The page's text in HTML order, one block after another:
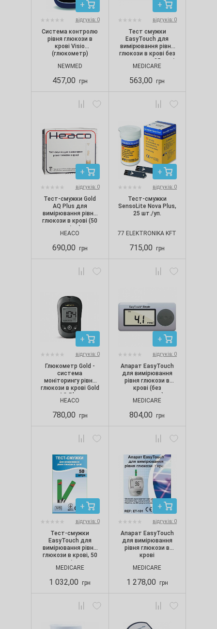
відгуків: 0
Система контролю
рівня глюкози в
крові Visio
(глюкометр)
NEWMED
457,00 грн
відгуків: 0
Тест смужки
EasyTouch для
вимірювання рівня
глюкози в крові без
кодування, 25 шт./
уп.
MEDICARE
563,00 грн
відгуків: 0
Тест-смужки Gold
AQ Plus для
вимірювання рівня
глюкози в крові (50
шт./уп.)
HEACO
690,00 грн
відгуків: 0
Тест-смужки
SensoLite Nova Plus,
25 шт./уп.
77 ELEKTRONIKA KFT
715,00 грн
відгуків: 0
Глюкометр Gold -
система
моніторингу рівня
глюкози в крові Gold
AQ Plus
HEACO
780,00 грн
відгуків: 0
Апарат EasyTouch
для вимірювання
рівня глюкози в
крові (без
кодування)
MEDICARE
804,00 грн
відгуків: 0
Тест-смужки
EasyTouch для
вимірювання рівня
глюкози в крові, 50
шт./уп.
MEDICARE
1 032,00 грн
відгуків: 0
Апарат EasyTouch
для вимірювання
рівня глюкози в
крові
MEDICARE
1 278,00 грн